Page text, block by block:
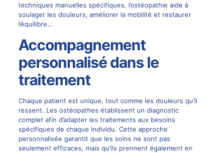
techniques manuelles spécifiques, l’ostéopathie aide à
soulager les douleurs, améliorer la mobilité et restaurer
l’équilibre…
Accompagnement
personnalisé dans le
traitement
Chaque patient est unique, tout comme les douleurs qu’il
ressent. Les ostéopathes établissent un diagnostic
complet afin d’adapter les traitements aux besoins
spécifiques de chaque individu. Cette approche
personnalisée garantit que les soins ne sont pas
seulement efficaces, mais qu’ils prennent également en